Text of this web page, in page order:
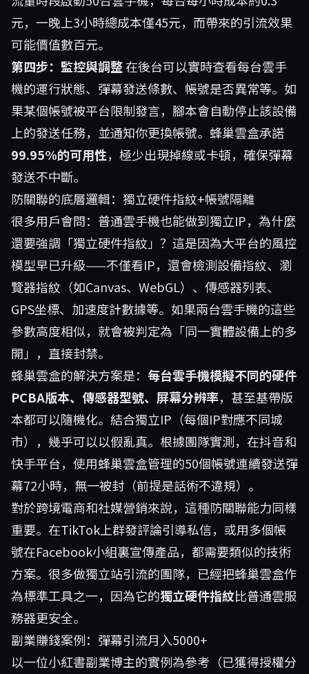
元，一晚上3小時總成本僅45元，而帶來的引流效果
可能價值數百元。
第四步：監控與調整在後台可以實時查看每台雲手
機的運行狀態、彈幕發送條數、帳號是否異常等。如
果某個帳號被平台限制發言，腳本會自動停止該設備
上的發送任務，並通知你更換帳號。蜂巢雲盒承諾
99.95%的可用性，極少出現掉線或卡頓，確保彈幕
發送不中斷。
防關聯的底層邏輯：獨立硬件指紋+帳號隔離
很多用戶會問：普通雲手機也能做到獨立IP，為什麼
還要強調「獨立硬件指紋」？這是因為大平台的風控
模型早已升級——不僅看IP，還會檢測設備指紋、瀏
覽器指紋（如Canvas、WebGL）、傳感器列表、
GPS坐標、加速度計數據等。如果兩台雲手機的這些
參數高度相似，就會被判定為「同一實體設備上的多
開」，直接封禁。
蜂巢雲盒的解決方案是： 每台雲手機模擬不同的硬件
PCBA版本、傳感器型號、屏幕分辨率，甚至基帶版
本都可以隨機化。結合獨立IP（每個IP對應不同城
市），幾乎可以以假亂真。根據團隊實測，在抖音和
快手平台，使用蜂巢雲盒管理的50個帳號連續發送彈
幕72小時，無一被封（前提是話術不違規）。
對於跨境電商和社媒營銷來說，這種防關聯能力同樣
重要。在TikTok上群發評論引導私信，或用多個帳
號在Facebook小組裏宣傳產品，都需要類似的技術
方案。很多做獨立站引流的團隊，已經把蜂巢雲盒作
為標準工具之一，因為它的獨立硬件指紋比普通雲服
務器更安全。
副業賺錢案例：彈幕引流月入5000+
以一位小紅書副業博主的實例為參考（已獲得授權分